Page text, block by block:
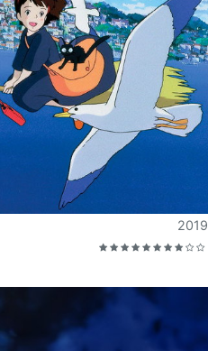
2019